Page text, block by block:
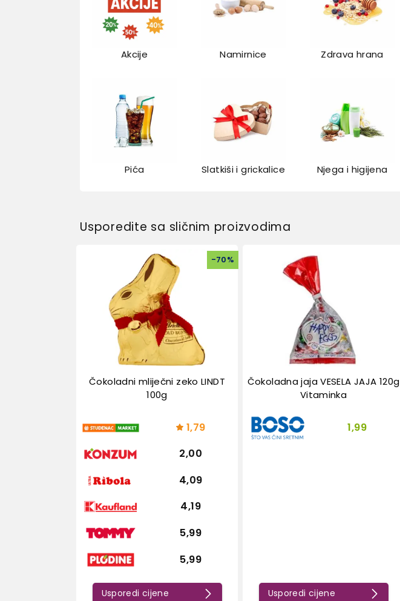
Akcije Namirnice Zdrava hrana
Pića Slatkiši i grickalice Njega i higijena
Usporedite sa sličnim proizvodima
-70%
Čokoladni mliječni zeko LINDT
100g
1,79
2,00
4,09
4,19
5,99
5,99
Usporedi cijene
Čokoladna jaja VESELA JAJA 120g
Vitaminka
1,99
Usporedi cijene